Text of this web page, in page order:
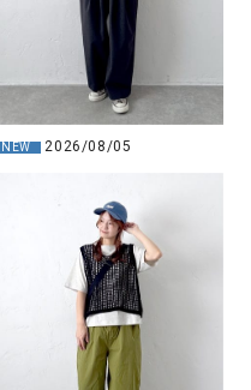
NEW 2026/08/05